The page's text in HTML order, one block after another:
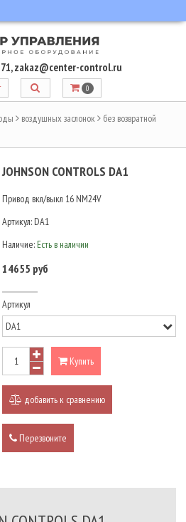
,zakaz@center-control.ru
0
воздушных заслонок
без возвратной
JOHNSON CONTROLS DA1
Привод вкл/выкл 16 NM24V
Артикул: DA1
Наличие: Есть в наличии
14655 руб
Артикул
Купить
добавить к сравнению
Перезвоните